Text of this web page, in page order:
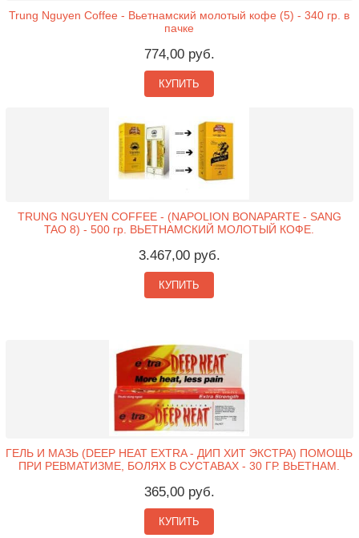
Trung Nguyen Coffee - Вьетнамский молотый кофе (5) - 340 гр. в
пачке
774,00 руб.
КУПИТЬ
TRUNG NGUYEN COFFEE - (NAPOLION BONAPARTE - SANG
TAO 8) - 500 гр. ВЬЕТНАМСКИЙ МОЛОТЫЙ КОФЕ.
3.467,00 руб.
КУПИТЬ
ГЕЛЬ И МАЗЬ (DEEP HEAT EXTRA - ДИП ХИТ ЭКСТРА) ПОМОЩЬ
ПРИ РЕВМАТИЗМЕ, БОЛЯХ В СУСТАВАХ - 30 ГР. ВЬЕТНАМ.
365,00 руб.
КУПИТЬ